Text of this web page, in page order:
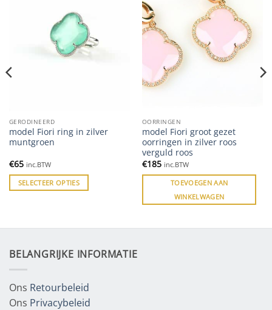
GERODINEERD
model Fiori ring in zilver
muntgroen
€65 inc.BTW
SELECTEER OPTIES
OORRINGEN
model Fiori groot gezet
oorringen in zilver roos
verguld roos
€185 inc.BTW
TOEVOEGEN AAN
WINKELWAGEN
BELANGRIJKE INFORMATIE
Ons Retourbeleid
Ons Privacybeleid